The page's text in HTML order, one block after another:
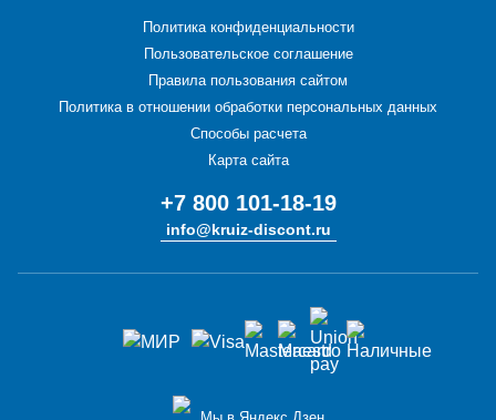
Политика конфиденциальности
Пользовательское соглашение
Правила пользования сайтом
Политика в отношении обработки персональных данных
Способы расчета
Карта сайта
+7 800 101-18-19
info@kruiz-discont.ru